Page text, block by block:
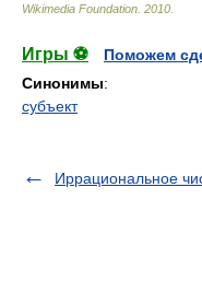
Wikimedia Foundation 2010
Игры ⚽
Поможем
Синонимы:
субъект
Иррациональное